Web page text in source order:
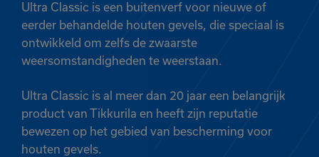
Ultra Classic is een buitenverf voor nieuwe of
eerder behandelde houten gevels, die speciaal is
ontwikkeld om zelfs de zwaarste
weersomstandigheden te weerstaan.
Ultra Classic is al meer dan 20 jaar een belangrijk
product van Tikkurila en heeft zijn reputatie
bewezen op het gebied van bescherming voor
houten gevels.